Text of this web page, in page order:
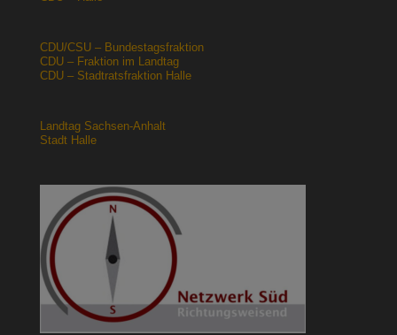
CDU/CSU – Bundestagsfraktion
CDU – Fraktion im Landtag
CDU – Stadtratsfraktion Halle
Landtag Sachsen-Anhalt
Stadt Halle